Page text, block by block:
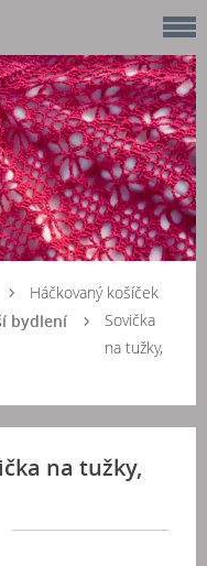
bydlení
Háčkovaný košíček
Sovička
na tužky,
na tužky,